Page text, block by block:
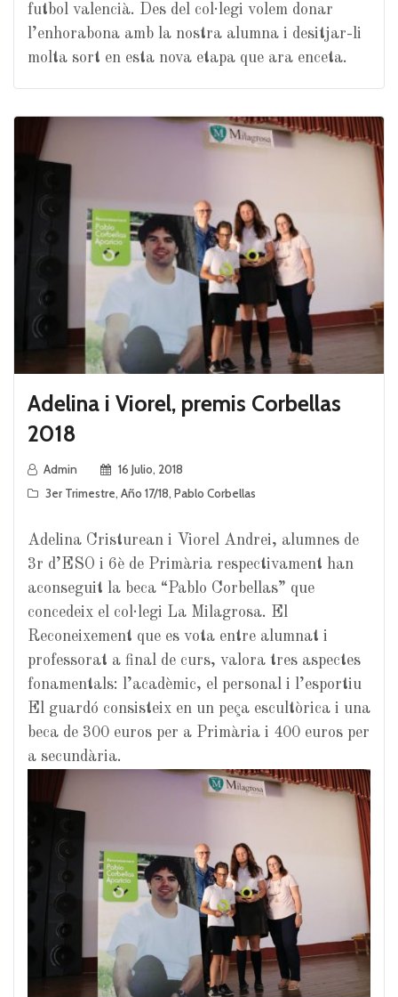
futbol valencià. Des del col·legi volem donar
l’enhorabona amb la nostra alumna i desitjar-li
molta sort en esta nova etapa que ara enceta.
Adelina i Viorel, premis Corbellas
2018
Admin
16 Julio, 2018
3er Trimestre, Año 17/18, Pablo Corbellas
Adelina Cristurean i Viorel Andrei, alumnes de
3r d’ESO i 6è de Primària respectivament han
aconseguit la beca “Pablo Corbellas” que
concedeix el col·legi La Milagrosa. El
Reconeixement que es vota entre alumnat i
professorat a final de curs, valora tres aspectes
fonamentals: l’acadèmic, el personal i l’esportiu
El guardó consisteix en un peça escultòrica i una
beca de 300 euros per a Primària i 400 euros per
a secundària.